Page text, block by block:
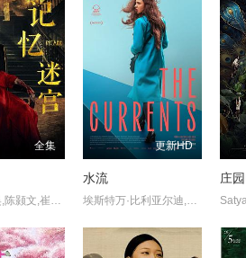
全集
芦鑫,孙晟昊,陈颢文,崔永炫,祝昕愿,周蓉倩
更新HD
水流
埃斯特万·比利亚尔迪,伊莎贝尔·艾梅·冈萨蕾斯-索拉,萨拉·贝西奥,雅兹明·卡巴洛,艾玛·法约·杜阿尔特,埃内斯蒂娜·加蒂,克劳迪娅·桑切丝
庄